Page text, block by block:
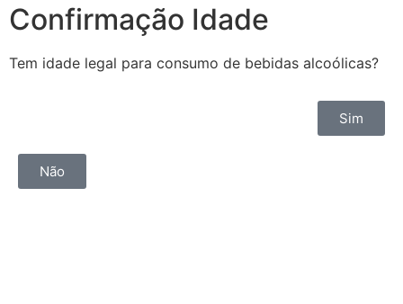
Confirmação Idade
Tem idade legal para consumo de bebidas alcoólicas?
Sim
Não